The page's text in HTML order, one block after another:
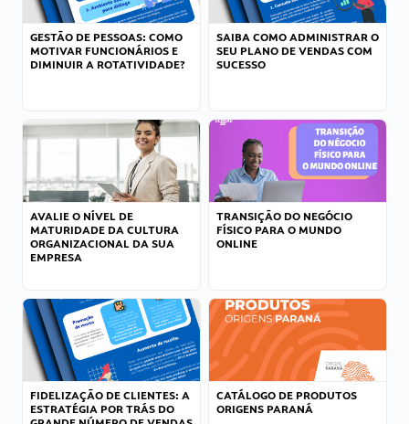
GESTÃO DE PESSOAS: COMO
MOTIVAR FUNCIONÁRIOS E
DIMINUIR A ROTATIVIDADE?
SAIBA COMO ADMINISTRAR O
SEU PLANO DE VENDAS COM
SUCESSO
AVALIE O NÍVEL DE
MATURIDADE DA CULTURA
ORGANIZACIONAL DA SUA
EMPRESA
TRANSIÇÃO DO NEGÓCIO
FÍSICO PARA O MUNDO
ONLINE
FIDELIZAÇÃO DE CLIENTES: A
ESTRATÉGIA POR TRÁS DO
CATÁLOGO DE PRODUTOS
ORIGENS PARANÁ